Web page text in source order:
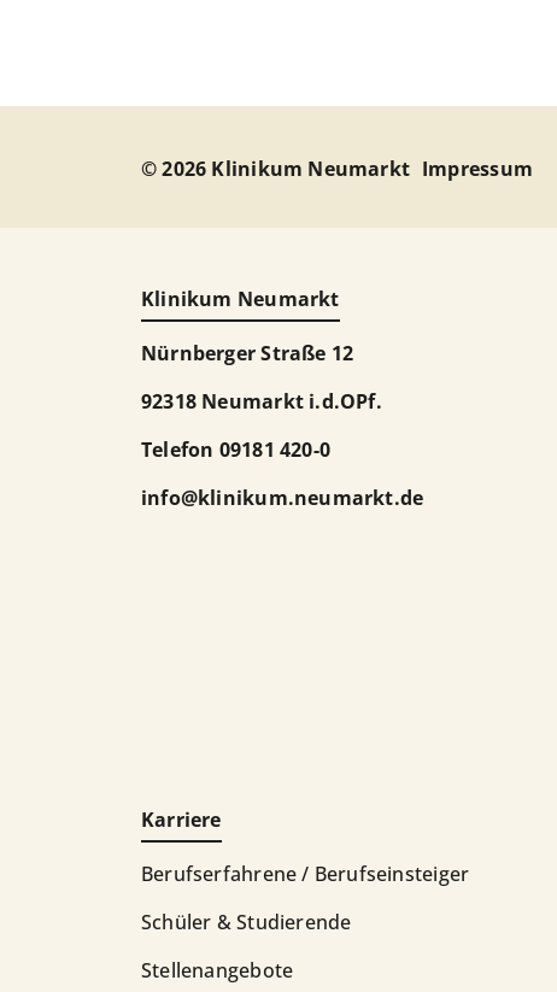
© 2026 Klinikum Neumarkt Impressum
Klinikum Neumarkt
Nürnberger Straße 12
92318 Neumarkt i.d.OPf.
Telefon 09181 420-0
info@klinikum.neumarkt.de
Karriere
Berufserfahrene / Berufseinsteiger
Schüler & Studierende
Stellenangebote